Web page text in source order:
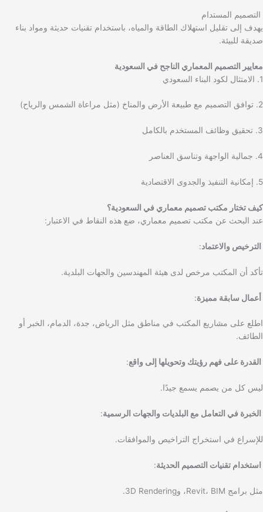
التصميم المستدام
يهدف إلى تقليل استهلاك الطاقة والمياه، باستخدام تقنيات حديثة ومواد بناء
صديقة للبيئة.
معايير التصميم المعماري الناجح في السعودية
1. الامتثال لكود البناء السعودي
2. توافق التصميم مع طبيعة الأرض والمناخ (مثل مراعاة الشمس والرياح)
3. تحقيق وظائف المستخدم بالكامل
4. جمالية الواجهة وتناسق العناصر
5. إمكانية التنفيذ والجدوى الاقتصادية
كيف تختار مكتب تصميم معماري في السعودية؟
عند البحث عن مكتب تصميم معماري، ضع هذه النقاط في الاعتبار:
الترخيص والاعتماد:
تأكد أن المكتب مرخص لدى هيئة المهندسين والجهات البلدية.
أعمال سابقة مميزة:
اطلع على مشاريع المكتب في مناطق مثل الرياض، جدة، الدمام، الخبر أو
الطائف.
القدرة على فهم رؤيتك وتحويلها إلى واقع:
ليس كل من يصمم يسمع جيدًا.
الخبرة في التعامل مع البلديات والجهات الرسمية:
للإسراع في استخراج التراخيص والموافقات.
استخدام تقنيات التصميم الحديثة:
مثل برامج Revit، BIM، و3D Rendering.